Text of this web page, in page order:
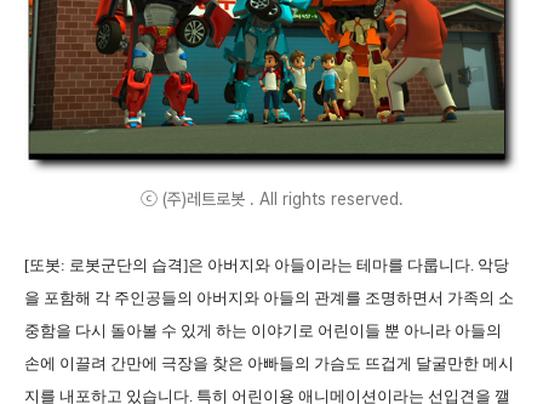
ⓒ (주)레트로봇 . All rights reserved.
[또봇: 로봇군단의 습격]은 아버지와 아들이라는 테마를 다룹니다. 악당
을 포함해 각 주인공들의 아버지와 아들의 관계를 조명하면서 가족의 소
중함을 다시 돌아볼 수 있게 하는 이야기로 어린이들 뿐 아니라 아들의
손에 이끌려 간만에 극장을 찾은 아빠들의 가슴도 뜨겁게 달굴만한 메시
지를 내포하고 있습니다. 특히 어린이용 애니메이션이라는 선입견을 깰